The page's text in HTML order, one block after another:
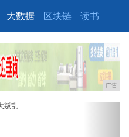
大数据 区块链 读书
广告